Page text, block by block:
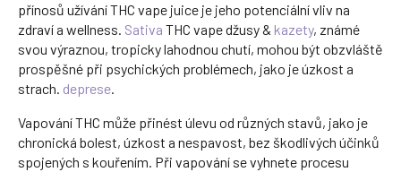
přínosů užívání THC vape juice je jeho potenciální vliv na
zdraví a wellness. Sativa THC vape džusy & kazety, známé
svou výraznou, tropicky lahodnou chutí, mohou být obzvláště
prospěšné při psychických problémech, jako je úzkost a
strach. deprese.
Vapování THC může přinést úlevu od různých stavů, jako je
chronická bolest, úzkost a nespavost, bez škodlivých účinků
spojených s kouřením. Při vapování se vyhnete procesu